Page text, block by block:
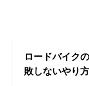
ロードバイク
敗しないやり